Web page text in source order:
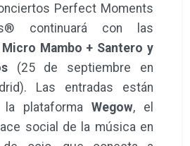
Perfect Moments
continuará con las
Micro Mambo + Santero y
(25 de septiembre en
Las entradas están
la plataforma Wegow, el
social de la música en